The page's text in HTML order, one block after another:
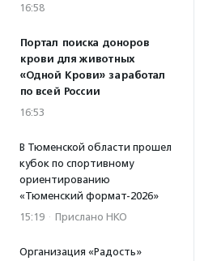
16:58
Портал поиска доноров
крови для животных
«Одной Крови» заработал
по всей России
16:53
В Тюменской области прошел
кубок по спортивному
ориентированию
«Тюменский формат-2026»
15:19 · Прислано НКО
Организация «Радость»